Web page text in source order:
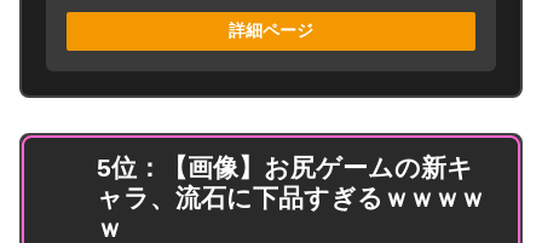
詳細ページ
5位：【画像】お尻ゲームの新キ
ャラ、流石に下品すぎるｗｗｗｗ
ｗ